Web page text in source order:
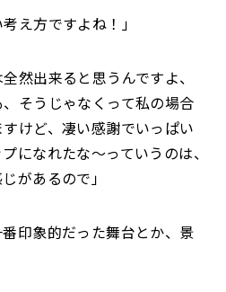
え方ですよね！」
然出来ると思うんですよ、
そうじゃなくって私の場合
けど、凄い感謝でいっぱい
になれたな～っていうのは、
があるので」
番印象的だった舞台とか、景